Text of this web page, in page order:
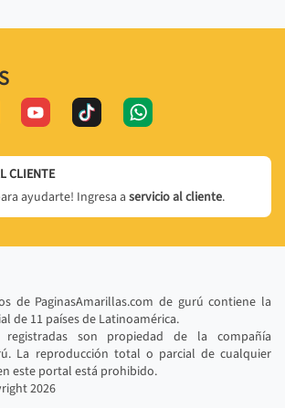
CLIENTE
ayudarte! Ingresa a servicio al cliente.
de PaginasAmarillas.com de gurú contiene la
de 11 países de Latinoamérica.
son propiedad de la compañía
La reproducción total o parcial de cualquier
este portal está prohibido.
2026